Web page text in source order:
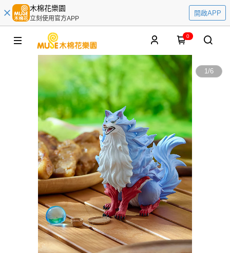
木棉花樂園
立刻使用官方APP
開啟APP
0
1/6